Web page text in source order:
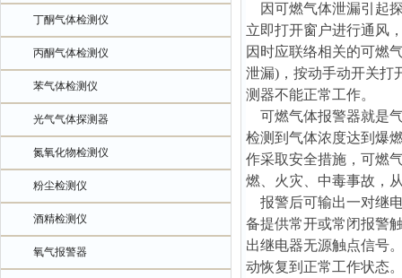
丁酮气体检测仪
丙酮气体检测仪
苯气体检测仪
光气气体探测器
氮氧化物检测仪
粉尘检测仪
酒精检测仪
氧气报警器
因可燃气体泄漏引起
立即打开窗户进行通风
因时应联络相关的可燃
泄漏)，按动手动开关打
测器不能正常工作。
可燃气体报警器就是
检测到气体浓度达到爆
作采取安全措施，可燃
燃、火灾、中毒事故，
报警后可输出一对继
备提供常开或常闭报警
出继电器无源触点信号
动恢复到正常工作状态